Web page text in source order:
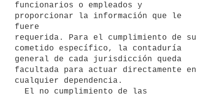
funcionarios o empleados y
proporcionar la información que le
fuere
requerida. Para el cumplimiento de su
cometido específico, la contaduría
general de cada jurisdicción queda
facultada para actuar directamente en
cualquier dependencia.